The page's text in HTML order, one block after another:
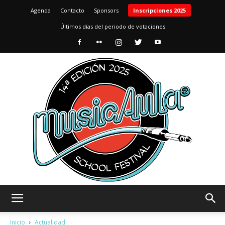
Agenda Contacto Sponsors Inscripciones 2025
Últimos días del periodo de votaciones
Inicio Actualidad